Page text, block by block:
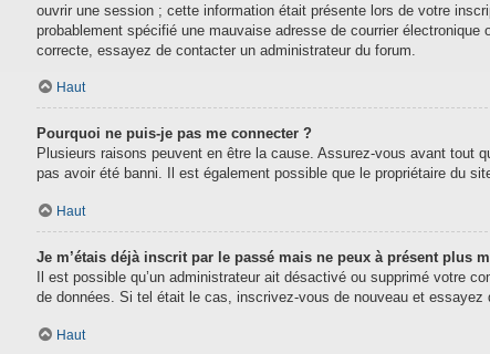
ouvrir une session ; cette information était présente lors de votre
probablement spécifié une mauvaise adresse de courrier
correcte, essayez de contacter un administrateur du forum.
Haut
Pourquoi ne puis-je pas me connecter ?
Plusieurs raisons peuvent en être la cause. Assurez-vous avant tout
pas avoir été banni. Il est également possible que le propriétaire du
Haut
Je m’étais déjà inscrit par le passé mais ne peux à présent plus
Il est possible qu’un administrateur ait désactivé ou supprimé votre
de données. Si tel était le cas, inscrivez-vous de nouveau et
Haut